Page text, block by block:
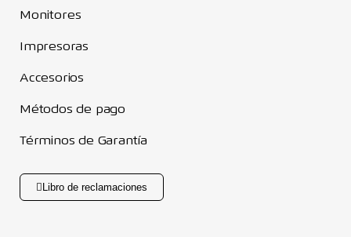
Monitores
Impresoras
Accesorios
Métodos de pago
Términos de Garantía
Libro de reclamaciones